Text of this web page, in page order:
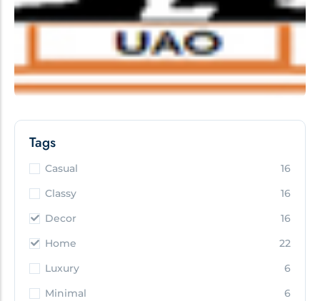
Tags
Casual
16
Classy
16
Decor
16
Home
22
Luxury
6
Minimal
6